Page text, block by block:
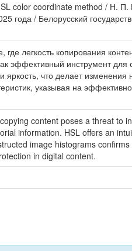
color coordinate method / Н. П.
/ Белорусский
легкость копирования
эффективный инструмент
яркость, что делает
указывая на
content poses a threat to
information. HSL offers an
image histograms
in digital content.